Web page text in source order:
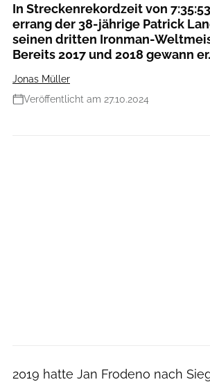
In Streckenrekordzeit von
errang der 38-jährige Patrick
seinen dritten Ironman-
Bereits 2017 und 2018 gewann er.
Jonas Müller
Veröffentlicht am 27.10.2024
Foto:
2019 hatte Jan Frodeno nach